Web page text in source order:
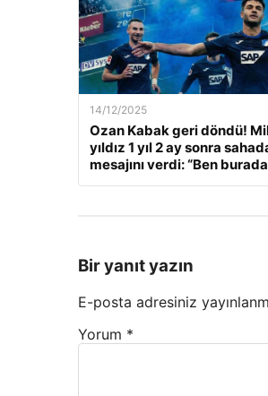
14/12/2025
Ozan Kabak geri döndü!
yıldız 1 yıl 2 ay sonra
mesajını verdi: “Ben
Bir yanıt yazın
E-posta adresiniz
Yorum *